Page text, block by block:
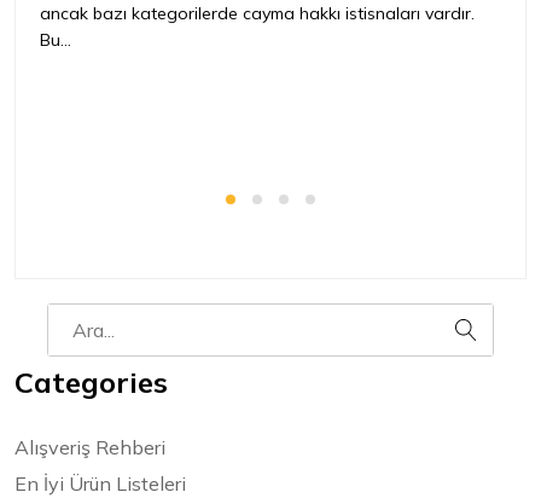
ancak bazı kategorilerde cayma hakkı istisnaları vardır.
Bu...
Categories
Alışveriş Rehberi
En İyi Ürün Listeleri